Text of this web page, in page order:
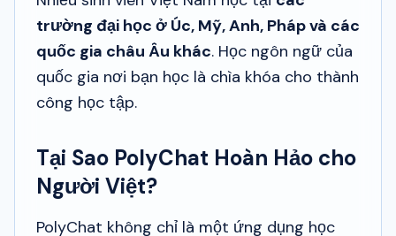
trường đại học ở Úc, Mỹ, Anh, Pháp và các
quốc gia châu Âu khác. Học ngôn ngữ của
quốc gia nơi bạn học là chìa khóa cho thành
công học tập.
Tại Sao PolyChat Hoàn Hảo cho
Người Việt?
PolyChat không chỉ là một ứng dụng học